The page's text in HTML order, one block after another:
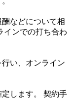
などについて相
インでの打ち合わ
い、オンライン
します。 契約手